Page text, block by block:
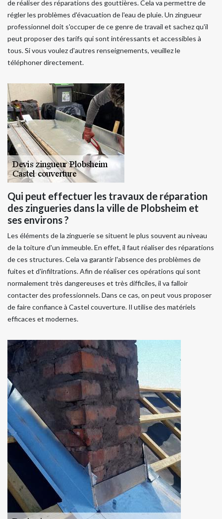
de réaliser des réparations des gouttières. Cela va permettre de
régler les problèmes d'évacuation de l'eau de pluie. Un zingueur
professionnel doit s'occuper de ce genre de travail et sachez qu'il
peut proposer des tarifs qui sont intéressants et accessibles à
tous. Si vous voulez d'autres renseignements, veuillez le
téléphoner directement.
Qui peut effectuer les travaux de réparation
des zingueries dans la ville de Plobsheim et
ses environs ?
Les éléments de la zinguerie se situent le plus souvent au niveau
de la toiture d'un immeuble. En effet, il faut réaliser des réparations
de ces structures. Cela va garantir l'absence des problèmes de
fuites et d'infiltrations. Afin de réaliser ces opérations qui sont
normalement très dangereuses et très difficiles, il va falloir
contacter des professionnels. Dans ce cas, on peut vous proposer
de faire confiance à Castel couverture. Il utilise des matériels
efficaces et modernes.